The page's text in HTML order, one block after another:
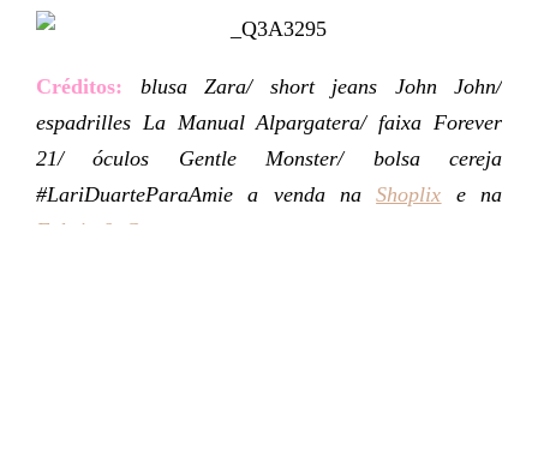
Créditos:
blusa Zara/ short jeans John John/
espadrilles La Manual Alpargatera/ faixa Forever
21/ óculos Gentle Monster/ bolsa cereja
#LariDuarteParaAmie a venda naShoplix e na
Fabric & Co